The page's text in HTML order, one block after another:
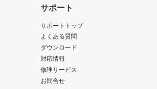
サポート
サポートトップ
よくある質問
ダウンロード
対応情報
修理サービス
お問合せ